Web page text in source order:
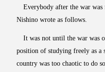
Everybody after the war
Nishino wrote as follows.
It was not until the war was
position of studying freely as a
country was too chaotic to do